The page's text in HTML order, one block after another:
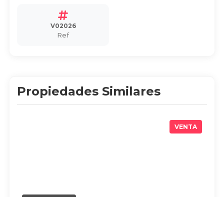
V02026
Ref
Propiedades Similares
VENTA